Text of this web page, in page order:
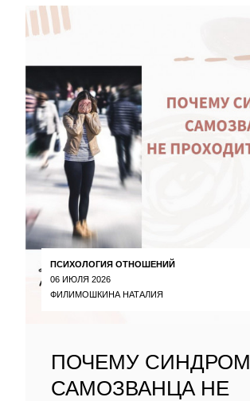
ПСИХОЛОГИЯ ОТНОШЕНИЙ
06 ИЮЛЯ 2026
ФИЛИМОШКИНА НАТАЛИЯ
ПОЧЕМУ СИНДРОМ
САМОЗВАНЦА НЕ